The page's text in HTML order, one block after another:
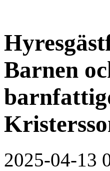
Barnen
2025-04-13